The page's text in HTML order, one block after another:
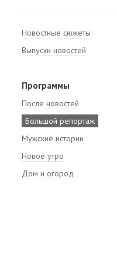
Новостные сюжеты
Выпуски новостей
Программы
После новостей
Большой репортаж
Мужские истории
Новое утро
Дом и огород